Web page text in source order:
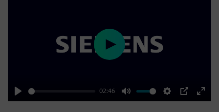
Play
02:46
Mute Settings
PIP
Enter
Play